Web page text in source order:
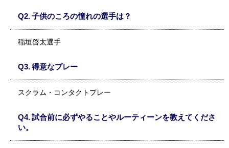
子供のころの憧れの選手は？
稲垣啓太選手
得意なプレー
スクラム・コンタクトプレー
試合前に必ずやることやルーティーンを教えてくださ
い。